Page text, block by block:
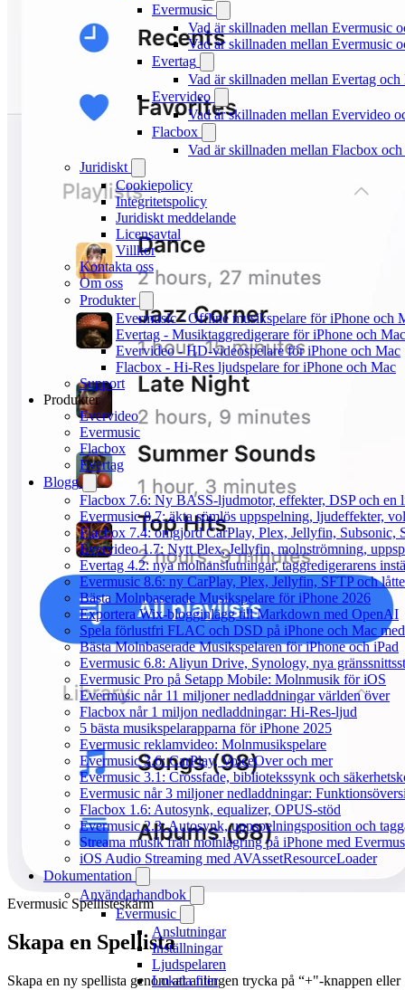
Evermusic
Vad är skillnaden mellan Evermusic
Vad är skillnaden mellan Evermusic
Evertag
Vad är skillnaden mellan Evertag
Evervideo
Vad är skillnaden mellan Evervideo
Flacbox
Vad är skillnaden mellan Flacbox
Juridiskt
Cookiepolicy
Integritetspolicy
Juridiskt meddelande
Licensavtal
Villkor
Kontakta oss
Om oss
Produkter
Evermusic - Offline musikspelare för iPhone och
Evertag - Musiktaggredigerare för iPhone och Mac
Evervideo - HD-videospelare för iPhone och Mac
Flacbox - Hi-Res ljudspelare for iPhone och Mac
Support
Produkter
Evervideo
Evermusic
Flacbox
Evertag
Blogg
Flacbox 7.6: Ny BASS-ljudmotor, effekter, DSP och en
Evermusic 8.7: äkta sömlös uppspelning, ljudeffekter,
Flacbox 7.4: omgjord CarPlay, Plex, Jellyfin, Subsonic,
Evervideo 1.7: Nytt Plex, Jellyfin, molnströmning,
Evertag 4.2: nya molnanslutningar, taggredigerarens
Evermusic 8.6: ny CarPlay, Plex, Jellyfin, SFTP och
Bästa Molnbaserade Musikspelare för iPhone 2026
Exportera Wix-blogginlägg till Markdown med OpenAI
Spela förlustfri FLAC och DSD på iPhone och Mac
Bästa Molnbaserade Musikspelaren för iPhone och iPad
Evermusic 6.8: Aliyun Drive, Synology, nya
Evermusic Pro på Setapp Mobile: Molnmusik för iOS
Evermusic når 11 miljoner nedladdningar världen över
Flacbox når 1 miljon nedladdningar: Hi-Res-ljud
5 bästa musikspelarapparna för iPhone 2025
Evermusic reklamvideo: Molnmusikspelare
Evermusic 3.6: CarPlay, VoiceOver och mer
Evermusic 3.1: Crossfade, bibliotekssynk och
Evermusic når 3 miljoner nedladdningar:
Flacbox 1.6: Autosynk, equalizer, OPUS-stöd
Evermusic 2.3: Autosynk, uppspelningsposition och
Streama musik från molnlagring på iPhone med
iOS Audio Streaming med AVAssetResourceLoader
Dokumentation
Användarhandbok
Evermusic
Anslutningar
Inställningar
Ljudspelaren
Lokala filer
Evermusic Spellisteskärm
Skapa en Spellista
Skapa en ny spellista genom att antingen trycka på “+"-knappen eller